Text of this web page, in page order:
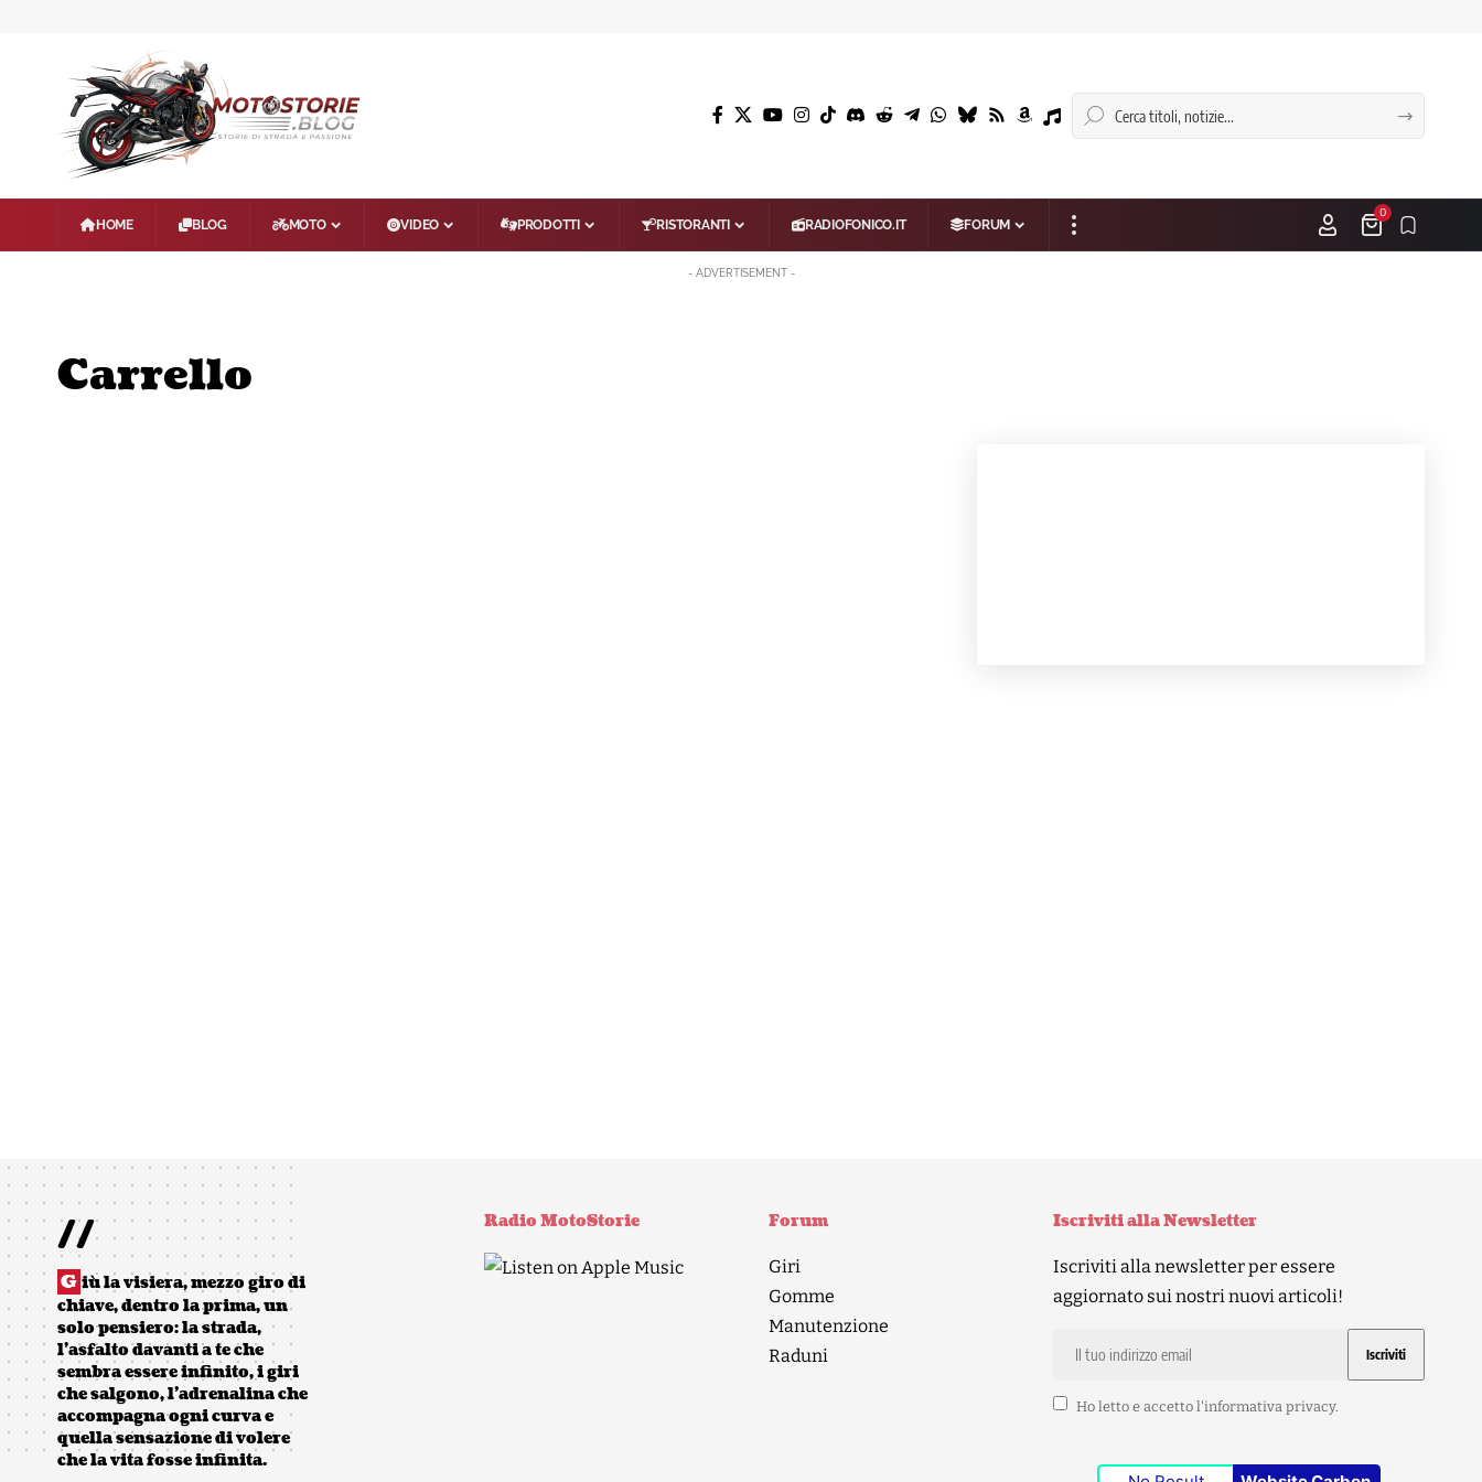
HOME BLOG MOTO VIDEO PRODOTTI RISTORANTI RADIOFONICO.IT FORUM
0
- ADVERTISEMENT -
Carrello
//
G iù la visiera, mezzo giro di
chiave, dentro la prima, un
solo pensiero: la strada,
l’asfalto davanti a te che
sembra essere infinito, i giri
che salgono, l’adrenalina che
accompagna ogni curva e
quella sensazione di volere
che la vita fosse infinita.
Radio MotoStorie Forum
Giri
Gomme
Manutenzione
Raduni
Iscriviti alla Newsletter
Iscriviti alla newsletter per essere
aggiornato sui nostri nuovi articoli!
Ho letto e accetto l'informativa privacy.